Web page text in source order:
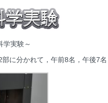
実験～
に分かれて，午前8名，午後7